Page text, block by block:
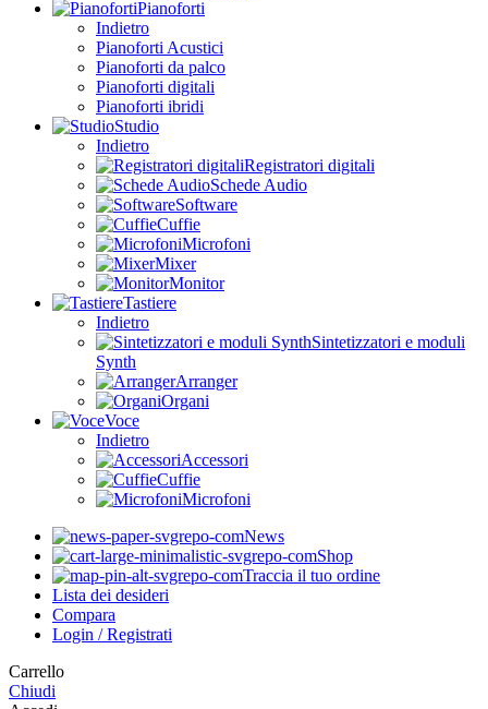
Pianoforti
Indietro
Pianoforti Acustici
Pianoforti da palco
Pianoforti digitali
Pianoforti ibridi
Studio
Indietro
Registratori digitali
Schede Audio
Software
Cuffie
Microfoni
Mixer
Monitor
Tastiere
Indietro
Sintetizzatori e moduli
Synth
Arranger
Organi
Voce
Indietro
Accessori
Cuffie
Microfoni
News
Shop
Traccia il tuo ordine
Lista dei desideri
Compara
Login / Registrati
Carrello
Chiudi